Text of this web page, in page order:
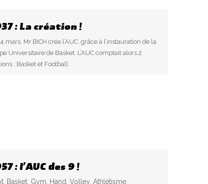
: La création !
mars, Mr BICH créa l’AUC, grâce à l’instauration de la
Universitaire de Basket. L’AUC comptait alors 2
: Basket et Football.
: l’AUC des 9 !
Basket, Gym, Hand, Volley, Athlétisme,